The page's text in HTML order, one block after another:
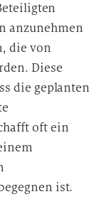
anzunehmen
die von
Diese
die geplanten
oft ein
ist.